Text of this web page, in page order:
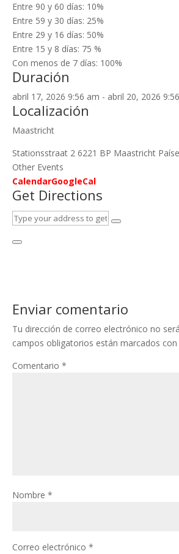
Entre 90 y 60 días: 10%
Entre 59 y 30 días: 25%
Entre 29 y 16 días: 50%
Entre 15 y 8 días: 75 %
Con menos de 7 días: 100%
Duración
abril 17, 2026 9:56 am - abril 20, 2026
Localización
Maastricht
Stationsstraat 2 6221 BP Maastricht
Other Events
CalendarGoogleCal
Get Directions
Enviar comentario
Tu dirección de correo electrónico no
campos obligatorios están marcados con
Comentario *
Nombre *
Correo electrónico *